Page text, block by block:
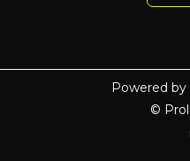
Powered by
©